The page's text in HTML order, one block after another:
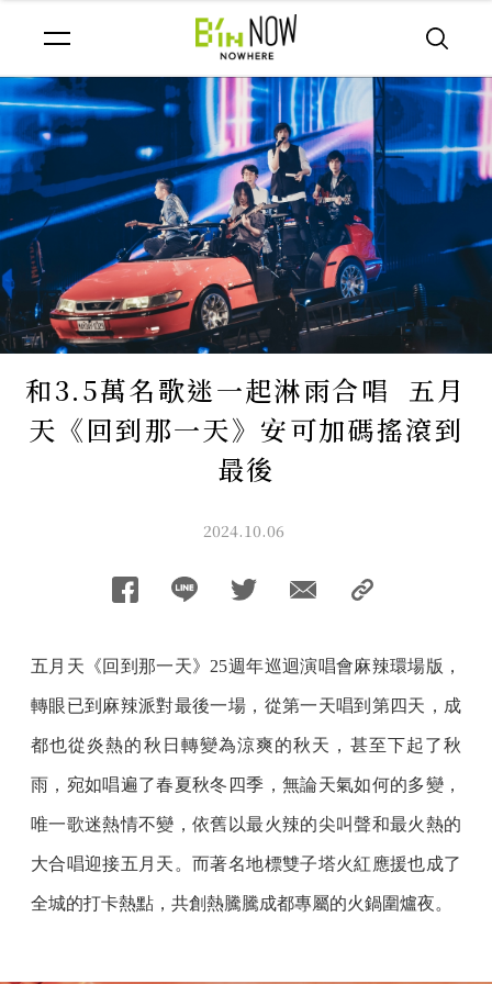
和3.5萬名歌迷一起淋雨合唱 五月
天《回到那一天》安可加碼搖滾到
最後
2024.10.06
五月天《回到那一天》25週年巡迴演唱會麻辣環場版，
轉眼已到麻辣派對最後一場，從第一天唱到第四天，成
都也從炎熱的秋日轉變為涼爽的秋天，甚至下起了秋
雨，宛如唱遍了春夏秋冬四季，無論天氣如何的多變，
唯一歌迷熱情不變，依舊以最火辣的尖叫聲和最火熱的
大合唱迎接五月天。而著名地標雙子塔火紅應援也成了
全城的打卡熱點，共創熱騰騰成都專屬的火鍋圍爐夜。